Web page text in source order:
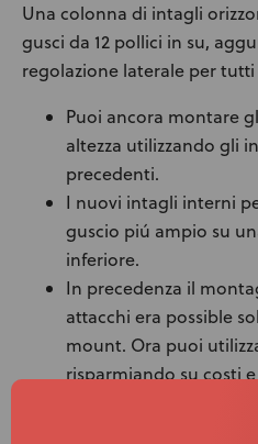
Careers
Una colonna di intagli
gusci da 12 pollici in su,
regolazione laterale per
Puoi ancora montare
altezza utilizzando gli
precedenti.
I nuovi intagli interni
guscio piú ampio su
inferiore.
In precedenza il
attacchi era possible
mount. Ora puoi
risparmiando su costi
Gli attacchi Quad,
essere montati